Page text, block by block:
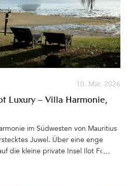
10. Mär. 2026
Luxury – Villa Harmonie,
im Südwesten von Mauritius
Juwel. Über eine enge
die kleine private Insel Ilot Fortier